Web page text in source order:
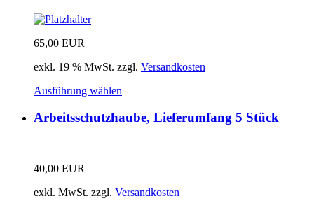
65,00 EUR
exkl. 19 % MwSt. zzgl. Versandkosten
Ausführung wählen
Arbeitsschutzhaube, Lieferumfang 5 Stück
40,00 EUR
exkl. MwSt. zzgl. Versandkosten